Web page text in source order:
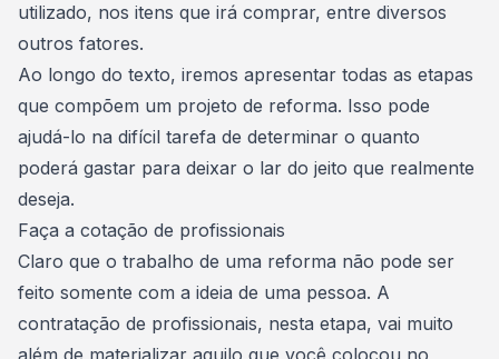
utilizado, nos itens que irá comprar, entre diversos
outros fatores.
Ao longo do texto, iremos apresentar todas as etapas
que compõem um projeto de reforma. Isso pode
ajudá-lo na difícil tarefa de determinar o quanto
poderá gastar para deixar o lar do jeito que realmente
deseja.
Faça a cotação de profissionais
Claro que o trabalho de uma reforma não pode ser
feito somente com a ideia de uma pessoa. A
contratação de profissionais, nesta etapa, vai muito
além de materializar aquilo que você colocou no